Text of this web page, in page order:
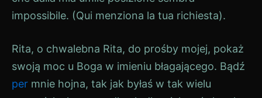
impossibile. (Qui menziona la tua richiesta).
Rita, o chwalebna Rita, do prośby mojej, pokaż
swoją moc u Boga w imieniu błagającego. Bądź
per mnie hojna, tak jak byłaś w tak wielu